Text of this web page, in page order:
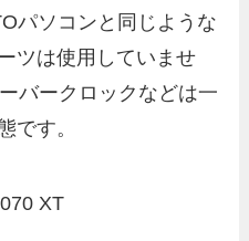
パソコンと同じような
ツは使用していませ
バークロックなどは一
です。